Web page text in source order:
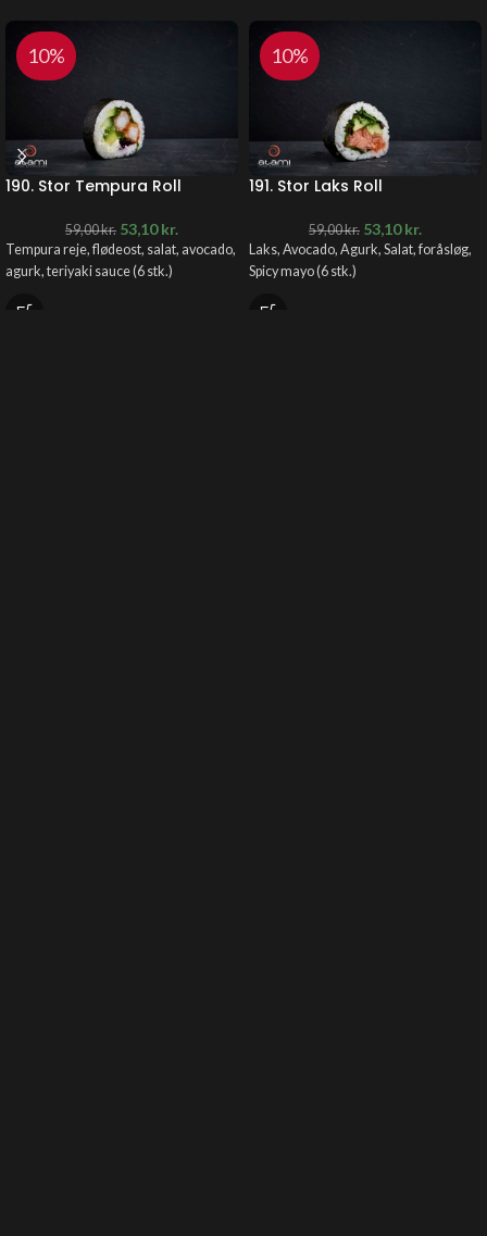
10%
190. Stor Tempura Roll
59,00kr. 53,10kr.
Tempura reje, flødeost, salat, avocado,
agurk, teriyaki sauce (6 stk.)
10%
191. Stor Laks Roll
59,00kr. 53,10kr.
Laks, Avocado, Agurk, Salat, foråsløg,
Spicy mayo (6 stk.)